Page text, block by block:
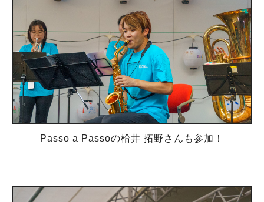
Passo a Passoの柗井 拓野さんも参加！